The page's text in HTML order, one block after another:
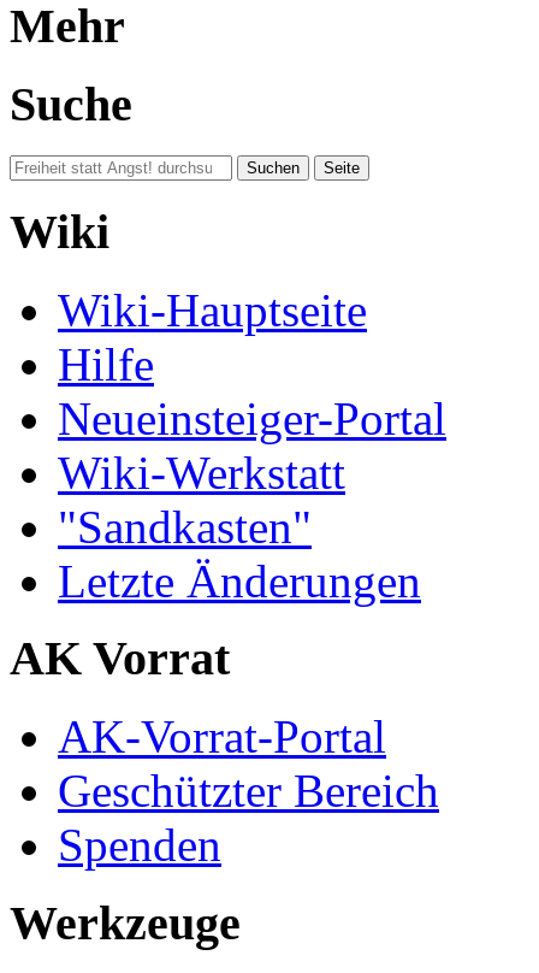
Mehr
Suche
Wiki
Wiki-Hauptseite
Hilfe
Neueinsteiger-Portal
Wiki-Werkstatt
"Sandkasten"
Letzte Änderungen
AK Vorrat
AK-Vorrat-Portal
Geschützter Bereich
Spenden
Werkzeuge